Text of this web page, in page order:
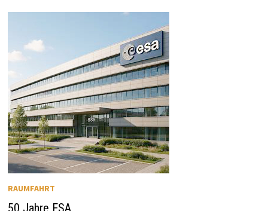
RAUMFAHRT
50 Jahre ESA